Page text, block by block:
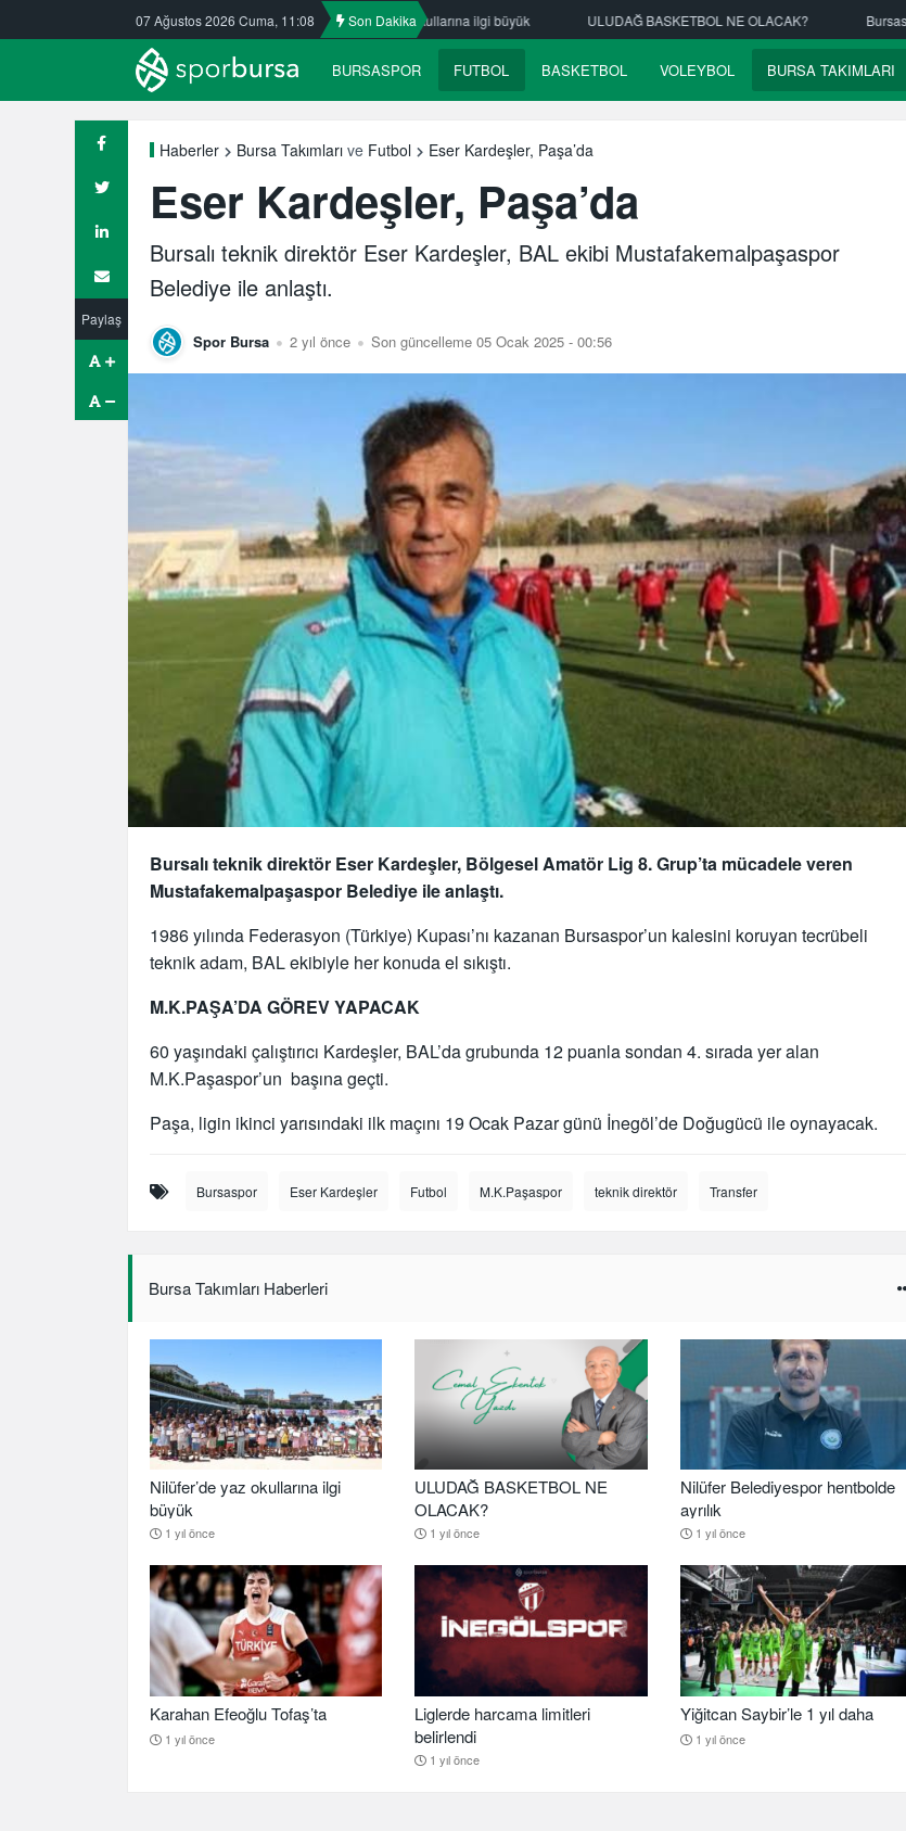
07 Ağustos 2026 Cuma, 11:08 Son Dakika
Nilüfer’de yaz okullarına ilgi büyük ULUDAĞ BASKETBOL NE OLACAK? Bursaspor’un fikstürü çekiliyor
BURSASPOR FUTBOL BASKETBOL VOLEYBOL BURSA TAKIMLARI
Paylaş
Haberler Bursa Takımları ve Futbol Eser Kardeşler, Paşa’da
Eser Kardeşler, Paşa’da
Bursalı teknik direktör Eser Kardeşler, BAL ekibi Mustafakemalpaşaspor
Belediye ile anlaştı.
Spor Bursa 2 yıl önce Son güncelleme 05 Ocak 2025 - 00:56
Bursalı teknik direktör Eser Kardeşler, Bölgesel Amatör Lig 8. Grup’ta mücadele veren
Mustafakemalpaşaspor Belediye ile anlaştı.
1986 yılında Federasyon (Türkiye) Kupası’nı kazanan Bursaspor’un kalesini koruyan tecrübeli
teknik adam, BAL ekibiyle her konuda el sıkıştı.
M.K.PAŞA’DA GÖREV YAPACAK
60 yaşındaki çalıştırıcı Kardeşler, BAL’da grubunda 12 puanla sondan 4. sırada yer alan
M.K.Paşaspor’un başına geçti.
Paşa, ligin ikinci yarısındaki ilk maçını 19 Ocak Pazar günü İnegöl’de Doğugücü ile oynayacak.
Bursaspor Eser Kardeşler Futbol M.K.Paşaspor teknik direktör Transfer
Bursa Takımları Haberleri
Nilüfer’de yaz okullarına ilgi
büyük
1 yıl önce
ULUDAĞ BASKETBOL NE
OLACAK?
1 yıl önce
Nilüfer Belediyespor hentbolde
ayrılık
1 yıl önce
Karahan Efeoğlu Tofaş’ta
1 yıl önce
Liglerde harcama limitleri
belirlendi
1 yıl önce
Yiğitcan Saybir’le 1 yıl daha
1 yıl önce